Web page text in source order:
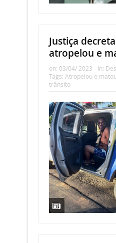
Justiça
atropelou e
on: 03/04/ 2023 In:
Tags: Atropelou e
trânsito